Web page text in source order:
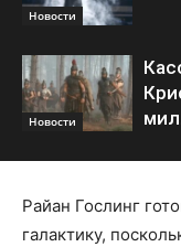
Новости
Новости
Райан Гослинг
галактику,